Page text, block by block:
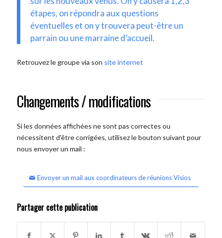
étapes, on répondra aux questions
éventuelles et on y trouvera peut-être un
parrain ou une marraine d’accueil.
Retrouvez le groupe via son site internet
Changements / modifications
Si les données affichées ne sont pas correctes ou
nécessitent d'être corrigées, utilisez le bouton suivant pour
nous envoyer un mail :
Envoyer un mail aux coordinateurs de réunions Visios
Partager cette publication